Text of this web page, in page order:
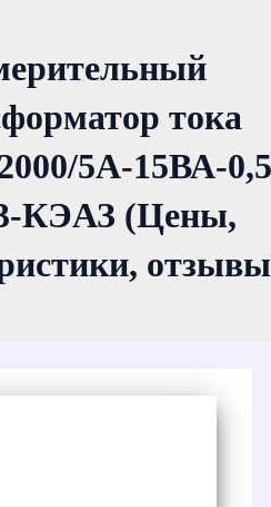
тока
5А-15ВА-
КЭАЗ (Цены,